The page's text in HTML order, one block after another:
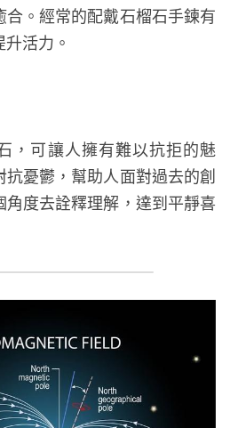
合。經常的配戴石榴石手鍊有
活力。
，可讓人擁有難以抗拒的魅
憂鬱，幫助人面對過去的創
度去詮釋理解，達到平靜喜